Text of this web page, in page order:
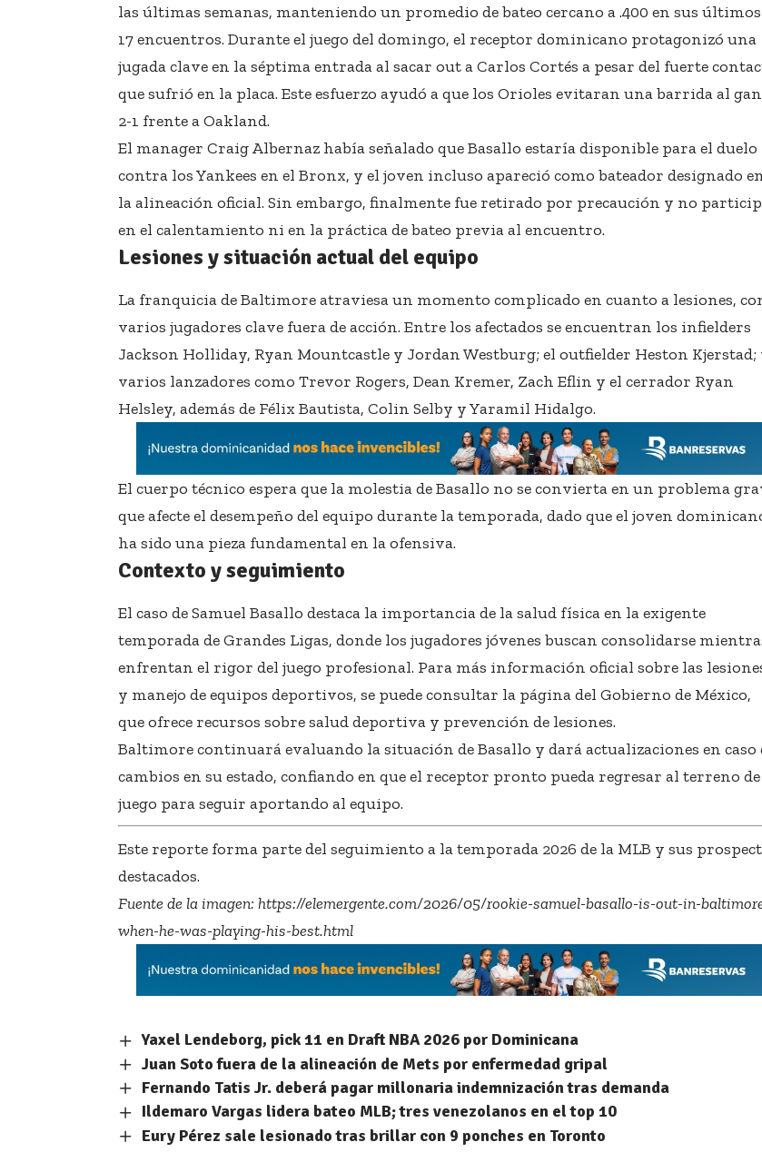
las últimas semanas, manteniendo un promedio de bateo cercano a .400 en sus últimos
17 encuentros. Durante el juego del domingo, el receptor dominicano protagonizó una
jugada clave en la séptima entrada al sacar out a Carlos Cortés a pesar del fuerte
que sufrió en la placa. Este esfuerzo ayudó a que los Orioles evitaran una barrida al
2-1 frente a Oakland.
El manager Craig Albernaz había señalado que Basallo estaría disponible para el duelo
contra los Yankees en el Bronx, y el joven incluso apareció como bateador designado
la alineación oficial. Sin embargo, finalmente fue retirado por precaución y no
en el calentamiento ni en la práctica de bateo previa al encuentro.
Lesiones y situación actual del equipo
La franquicia de Baltimore atraviesa un momento complicado en cuanto a lesiones,
varios jugadores clave fuera de acción. Entre los afectados se encuentran los infielders
Jackson Holliday, Ryan Mountcastle y Jordan Westburg; el outfielder Heston Kjerstad;
varios lanzadores como Trevor Rogers, Dean Kremer, Zach Eflin y el cerrador Ryan
Helsley, además de Félix Bautista, Colin Selby y Yaramil Hidalgo.
El cuerpo técnico espera que la molestia de Basallo no se convierta en un problema
que afecte el desempeño del equipo durante la temporada, dado que el joven
ha sido una pieza fundamental en la ofensiva.
Contexto y seguimiento
El caso de Samuel Basallo destaca la importancia de la salud física en la exigente
temporada de Grandes Ligas, donde los jugadores jóvenes buscan consolidarse
enfrentan el rigor del juego profesional. Para más información oficial sobre las
y manejo de equipos deportivos, se puede consultar la página del Gobierno de México,
que ofrece recursos sobre salud deportiva y prevención de lesiones.
Baltimore continuará evaluando la situación de Basallo y dará actualizaciones en caso
cambios en su estado, confiando en que el receptor pronto pueda regresar al terreno de
juego para seguir aportando al equipo.
Este reporte forma parte del seguimiento a la temporada 2026 de la MLB y sus
destacados.
Fuente de la imagen: https://elemergente.com/2026/05/rookie-samuel-basallo-is-out-in-
when-he-was-playing-his-best.html
Yaxel Lendeborg, pick 11 en Draft NBA 2026 por Dominicana
Juan Soto fuera de la alineación de Mets por enfermedad gripal
Fernando Tatis Jr. deberá pagar millonaria indemnización tras demanda
Ildemaro Vargas lidera bateo MLB; tres venezolanos en el top 10
Eury Pérez sale lesionado tras brillar con 9 ponches en Toronto